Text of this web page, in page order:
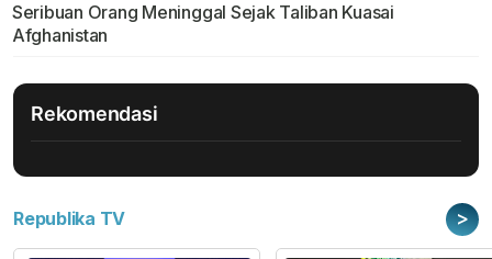
Seribuan Orang Meninggal Sejak Taliban Kuasai
Afghanistan
Rekomendasi
Republika TV >